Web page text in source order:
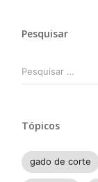
Pesquisar
por:
Tópicos
gado de corte